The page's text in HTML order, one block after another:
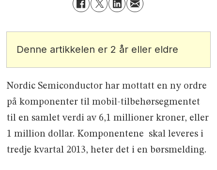
Denne artikkelen er 2 år eller eldre
Nordic Semiconductor har mottatt en ny ordre
på komponenter til mobil-tilbehørsegmentet
til en samlet verdi av 6,1 millioner kroner, eller
1 million dollar. Komponentene skal leveres i
tredje kvartal 2013, heter det i en børsmelding.